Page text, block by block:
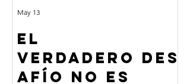
EL
VERDADERO DES
AFÍO NO ES
May 13